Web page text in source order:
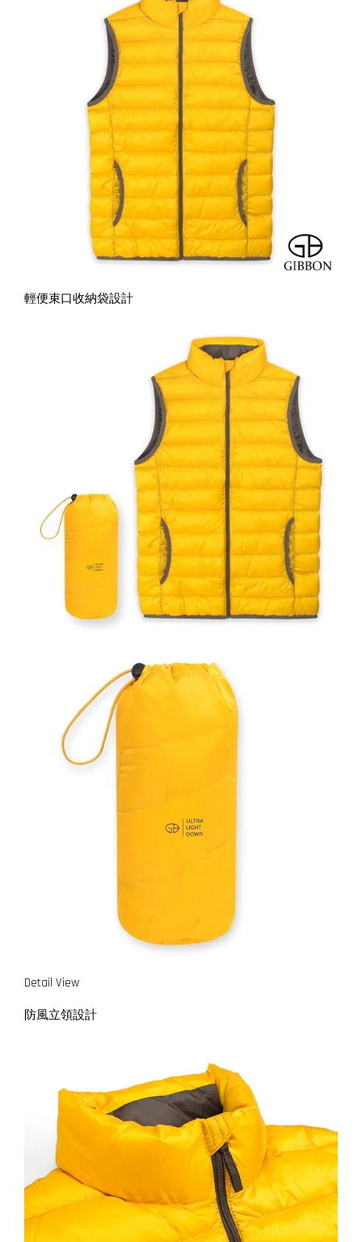
輕便束口收納袋設計
Detail View
防風立領設計